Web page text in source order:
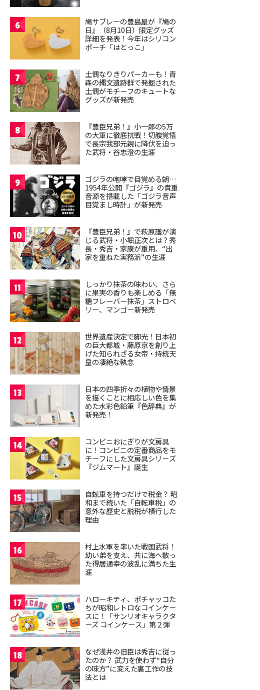
6
鳩サブレーの豊島屋が『鳩の
日』（8月10日）限定グッズ
詳細を発表！今年はシリコン
ポーチ「はとっこ」
7
土偶なりきりパーカーも！青
森の縄文遺跡群で発掘された
土偶がモチーフのキュートな
グッズが新発売
8
『豊臣兄弟！』小一郎の5万
の大軍に徹底抗戦！切腹覚悟
で長宗我部元親に降伏を迫っ
た武将・谷忠澄の生涯
9
ゴジラの咆哮で目覚める朝…
1954年公開『ゴジラ』の貴重
音源を搭載した「ゴジラ音声
目覚まし時計」が新発売
10
『豊臣兄弟！』で萩原護が演
じる武将・小堀正次とは？秀
長・秀吉・家康が重用、“出
家を重ねた実務派”の生涯
11
しっかり抹茶の味わい、さら
に果実の香りも楽しめる「無
糖フレーバー抹茶」ストロベ
リー、マンゴー新発売
12
世界遺産決定で脚光！日本初
の巨大都城・藤原京を創り上
げた知られざる女帝・持統天
皇の凄絶な執念
13
日本の四季折々の植物や情景
を描くことに相応しい色を集
めた水彩色鉛筆『色辞典』が
新発売！
14
コンビニおにぎりが文房具
に！コンビニの定番商品をモ
チーフにした文房具シリーズ
『ジムマート』誕生
15
自転車を持つだけで税金？ 昭
和まで続いた「自転車税」の
意外な歴史と脱税が横行した
理由
16
村上水軍を率いた戦国武将！
幼い弟を支え、共に海へ散っ
た得居通幸の波乱に満ちた生
涯
17
ハローキティ、ポチャッコた
ちが昭和レトロなコインケー
スに！「サンリオキャラクタ
ーズ コインケース」第２弾
18
なぜ浅井の旧臣は秀吉に従っ
たのか？ 武力を使わず“自分
の味方”に変えた裏工作の技
法とは